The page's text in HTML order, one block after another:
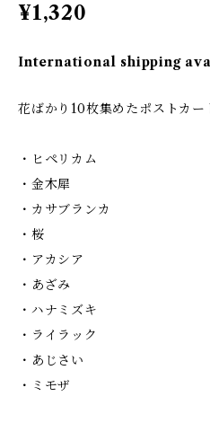
¥1,320
International shipping
花ばかり10枚集めたポストカー
・ヒペリカム
・金木犀
・カサブランカ
・桜
・アカシア
・あざみ
・ハナミズキ
・ライラック
・あじさい
・ミモザ